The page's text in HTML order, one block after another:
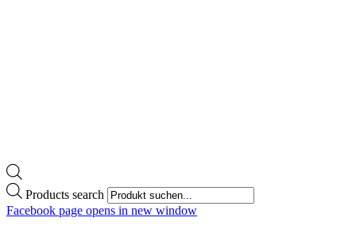
Products search
Facebook page opens in new window